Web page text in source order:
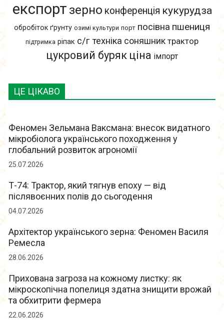
ЦЕ ЦІКАВО
Феномен Зельмана Ваксмана: внесок видатного
мікробіолога українського походження у
глобальний розвиток агрономії
25.07.2026
Т-74: Трактор, який тягнув епоху — від
післявоєнних полів до сьогодення
04.07.2026
Архітектор українського зерна: Феномен Василя
Ремесла
28.06.2026
Прихована загроза на кожному листку: як
мікроскопічна попелиця здатна знищити врожай
та обхитрити фермера
22.06.2026
експорт зерно конференція кукурудза
обробіток ґрунту озимі культури порт посівна пшениця
підтримка ріпак с/г техніка соняшник трактор
цукровий буряк ціна імпорт